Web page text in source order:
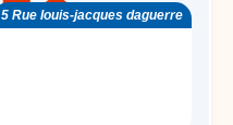
5 Rue louis-jacques daguerre